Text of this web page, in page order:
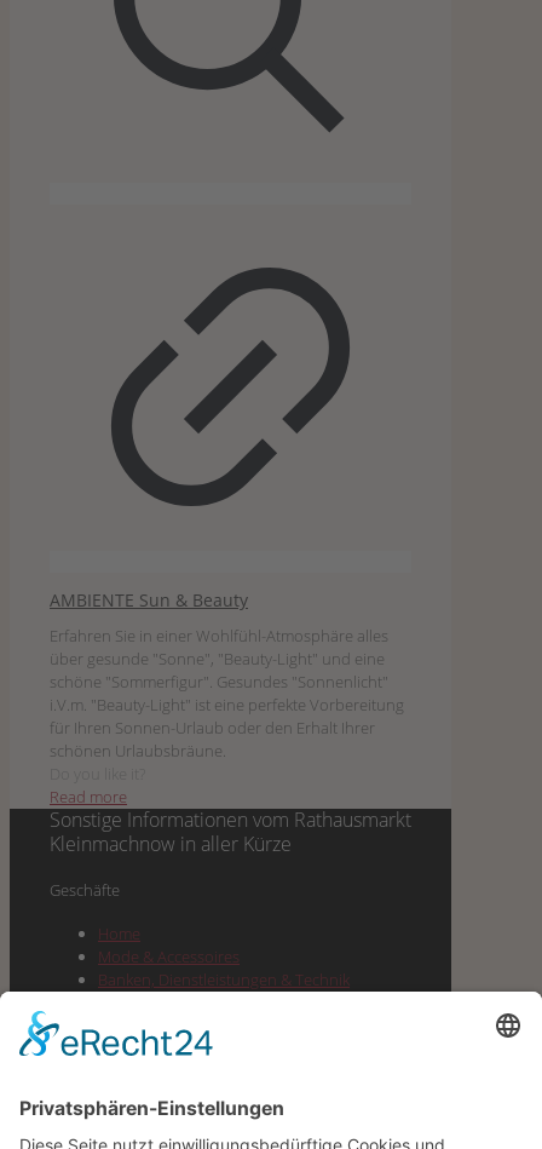
AMBIENTE Sun & Beauty
Erfahren Sie in einer Wohlfühl-Atmosphäre alles
über gesunde "Sonne", "Beauty-Light" und eine
schöne "Sommerfigur". Gesundes "Sonnenlicht"
i.V.m. "Beauty-Light" ist eine perfekte Vorbereitung
für Ihren Sonnen-Urlaub oder den Erhalt Ihrer
schönen Urlaubsbräune.
Read more
Sonstige Informationen vom Rathausmarkt
Kleinmachnow in aller Kürze
Geschäf­te
Home
Mode & Accessoires
Ban­ken, Dienst­leis­tun­gen & Technik
Gesund­heit, Well­ness & Beauty
Buch­hand­lung, Pres­se, Büro­be­darf &
Juwe­lier, Optik & Schmuck